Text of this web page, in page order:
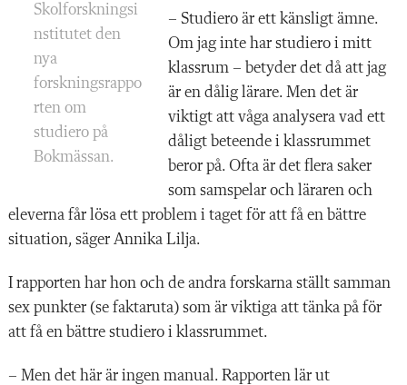
Skolforskningsi
nstitutet den
nya
forskningsrappo
rten om
studiero på
Bokmässan.
– Studiero är ett känsligt ämne.
Om jag inte har studiero i mitt
klassrum – betyder det då att jag
är en dålig lärare. Men det är
viktigt att våga analysera vad ett
dåligt beteende i klassrummet
beror på. Ofta är det flera saker
som samspelar och läraren och
eleverna får lösa ett problem i taget för att få en bättre
situation, säger Annika Lilja.
I rapporten har hon och de andra forskarna ställt samman
sex punkter (se faktaruta) som är viktiga att tänka på för
att få en bättre studiero i klassrummet.
– Men det här är ingen manual. Rapporten lär ut